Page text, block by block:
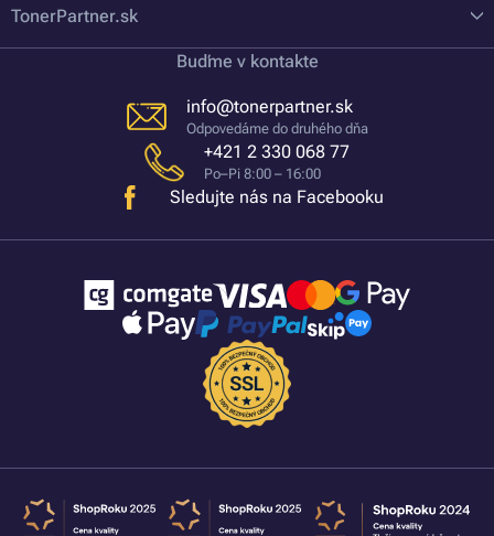
TonerPartner.sk
Buďme v kontakte
info@tonerpartner.sk
Odpovedáme do druhého dňa
+421 2 330 068 77
Po–Pi 8:00 – 16:00
Sledujte nás na Facebooku